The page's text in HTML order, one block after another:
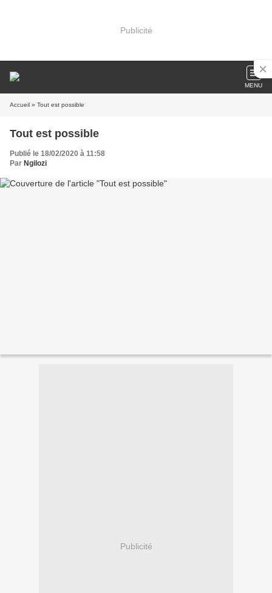
Publicité
MENU
Accueil » Tout est possible
Tout est possible
Publié le 18/02/2020 à 11:58
Par Ngilozi
Publicité